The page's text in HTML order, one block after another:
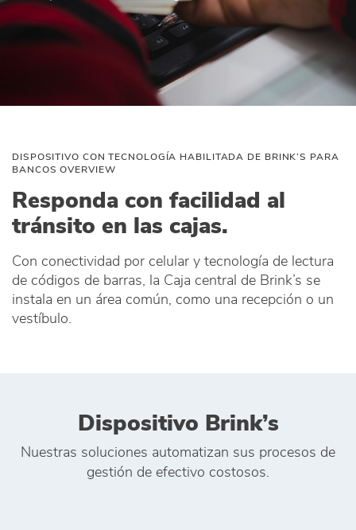
DISPOSITIVO CON TECNOLOGÍA HABILITADA DE BRINK’S PARA
BANCOS OVERVIEW
Responda con facilidad al
tránsito en las cajas.
Con conectividad por celular y tecnología de lectura
de códigos de barras, la Caja central de Brink’s se
instala en un área común, como una recepción o un
vestíbulo.
Dispositivo Brink’s
Nuestras soluciones automatizan sus procesos de
gestión de efectivo costosos.